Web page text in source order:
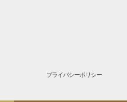
プライバシーポリシー